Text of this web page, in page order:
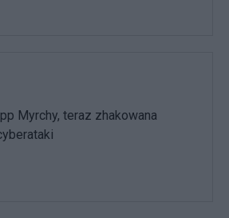
Myrchy, teraz zhakowana